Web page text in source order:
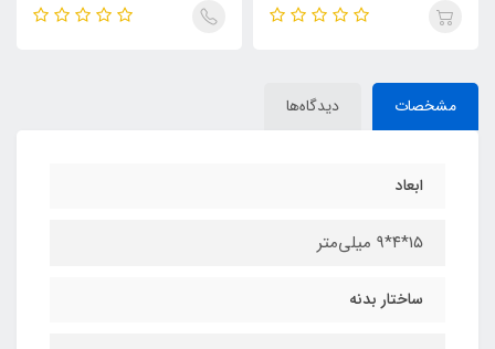
مشخصات دیدگاه‌ها
ابعاد
۱۵*۴*۹ میلی‌متر
ساختار بدنه